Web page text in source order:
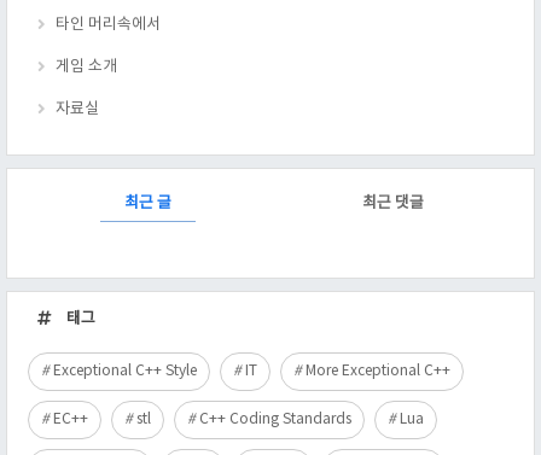
타인 머리속에서
게임 소개
자료실
최근 글 최근 댓글
근
글
태그
Exceptional C++ Style IT More Exceptional C++
EC++ stl C++ Coding Standards Lua